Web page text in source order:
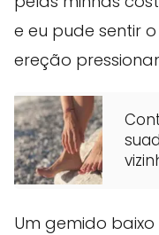
e eu pude sentir
ereção
Um gemido